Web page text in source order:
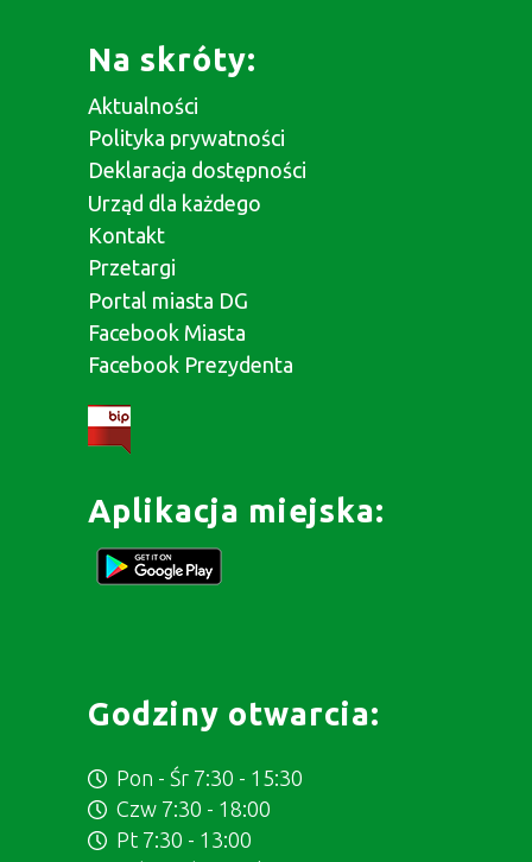
Na skróty:
Aktualności
Polityka prywatności
Deklaracja dostępności
Urząd dla każdego
Kontakt
Przetargi
Portal miasta DG
Facebook Miasta
Facebook Prezydenta
Aplikacja miejska:
Godziny otwarcia:
Pon - Śr 7:30 - 15:30
Czw 7:30 - 18:00
Pt 7:30 - 13:00